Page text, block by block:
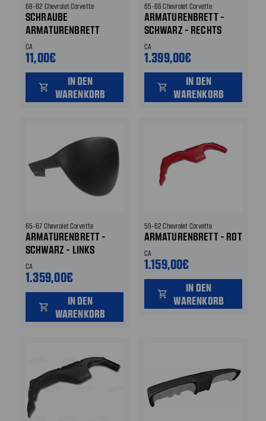
68-82 Chevrolet Corvette
SCHRAUBE
ARMATURENBRETT
CA
11,00€
shopping_cart
IN DEN
WARENKORB
65-66 Chevrolet Corvette
ARMATURENBRETT -
SCHWARZ - RECHTS
CA
1.399,00€
shopping_cart
IN DEN
WARENKORB
65-67 Chevrolet Corvette
ARMATURENBRETT -
SCHWARZ - LINKS
CA
1.359,00€
shopping_cart
IN DEN
WARENKORB
59-62 Chevrolet Corvette
ARMATURENBRETT - ROT
CA
1.159,00€
shopping_cart
IN DEN
WARENKORB